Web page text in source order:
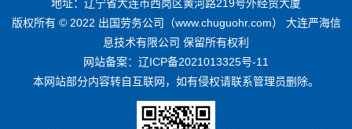
地址：辽宁省大连市西岗区黄河路219号外经贸大厦
版权所有 © 2022 出国劳务公司（www.chuguohr.com） 大连严海信
息技术有限公司 保留所有权利
网站备案： 辽ICP备2021013325号-11
本网站部分内容转自互联网，如有侵权请联系管理员删除。